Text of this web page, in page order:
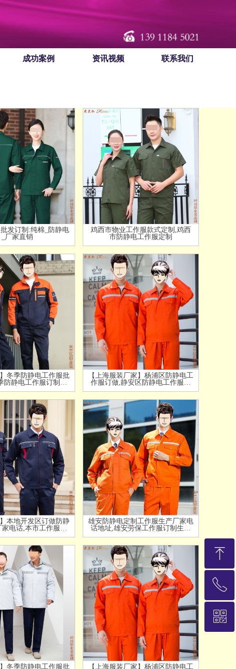
成功案例 资讯视频 联系我们
发订制:纯棉_防静电
_厂家直销
鸡西市物业工作服款式定制,鸡西
市防静电工作服定制
】冬季防静电工作服批
防静电工作服订制厂
家
【上海服装厂家】杨浦区防静电工
作服订做,静安区防静电工作服定
做
】本地开发区订做防静
家电话,本市工作服防
厂地址-米兰弘服装
雄安防静电定制工作服生产厂家电
话地址,雄安劳保工作服订制生产
厂商联系方式-米兰弘服装
】冬季防静电工作服批
【上海服装厂家】杨浦区防静电工
ꁸ
回到顶部
ꂅ
13911845021
ꀥ